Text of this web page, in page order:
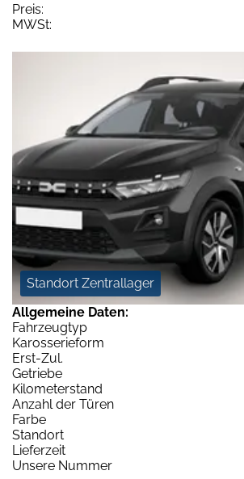
Preis:
MWSt:
Standort Zentrallager
Allgemeine Daten:
Fahrzeugtyp
Karosserieform
Erst-Zul.
Getriebe
Kilometerstand
Anzahl der Türen
Farbe
Standort
Lieferzeit
Unsere Nummer